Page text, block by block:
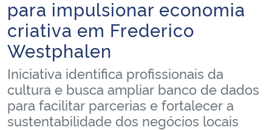
Ministério da Agricultura, Pecuária e Abastecimento
Ministério da Educação
Ministério da Cidadania
Ministério da Saúde
para impulsionar economia
criativa em Frederico
Westphalen
Iniciativa identifica profissionais da
cultura e busca ampliar banco de dados
para facilitar parcerias e fortalecer a
sustentabilidade dos negócios locais